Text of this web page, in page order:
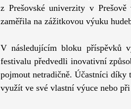
z Prešovské univerzity v
zaměřila na zážitkovou výuku
V následujícím bloku příspěvků
festivalu předvedli inovativní
pojmout netradičně. Účastníci díky
využít ve své vlastní výuce nebo